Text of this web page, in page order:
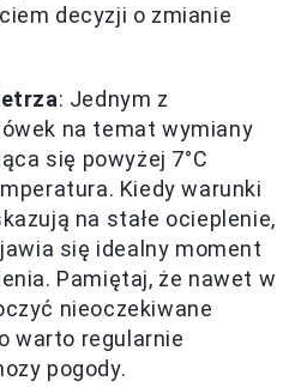
decyzji o zmianie
: Jednym z
na temat wymiany
się powyżej 7°C
Kiedy warunki
na stałe ocieplenie,
się idealny moment
Pamiętaj, że nawet w
nieoczekiwane
warto regularnie
pogody.